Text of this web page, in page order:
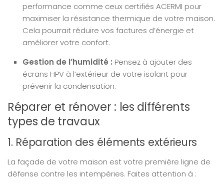
performance comme ceux certifiés ACERMI pour
maximiser la résistance thermique de votre maison.
Cela pourrait réduire vos factures d’énergie et
améliorer votre confort.
Gestion de l’humidité : Pensez à ajouter des
écrans HPV à l’extérieur de votre isolant pour
prévenir la condensation.
Réparer et rénover : les différents
types de travaux
1. Réparation des éléments extérieurs
La façade de votre maison est votre première ligne de
défense contre les intempéries. Faites attention à :